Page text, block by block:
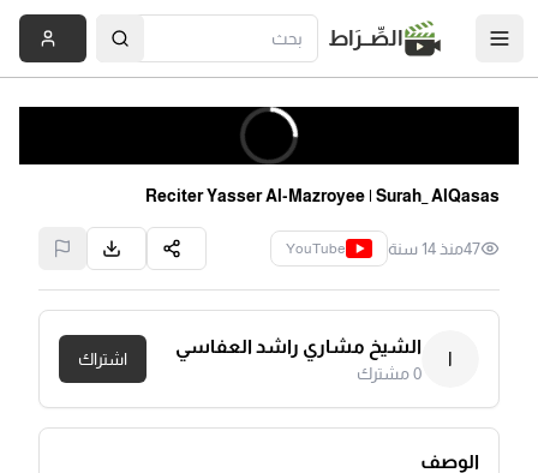
الصِّــرَاط
Reciter Yasser Al-Mazroyee | Surah_ AlQasas
47منذ 14 سنة YouTube
ا
الشيخ مشاري راشد العفاسي
0مشترك
اشتراك
الوصف